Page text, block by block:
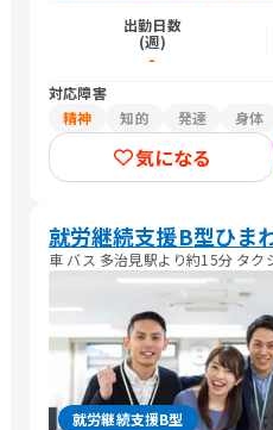
出勤日数
(週)
-
対応障害
精神
知的 発達 身体
気になる
就労継続支援B型ひま
車 バス 多治見駅より約15分 タ
就労継続支援B型